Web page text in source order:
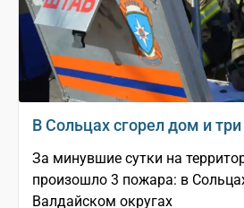
В Сольцах сгорел дом и
За минувшие сутки на
произошло 3 пожара: в
Валдайском округах